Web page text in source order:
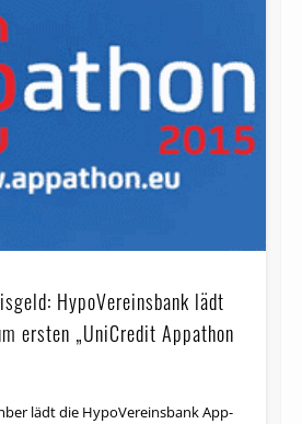
HypoVereinsbank lädt
ersten „UniCredit Appathon
lädt die HypoVereinsbank App-